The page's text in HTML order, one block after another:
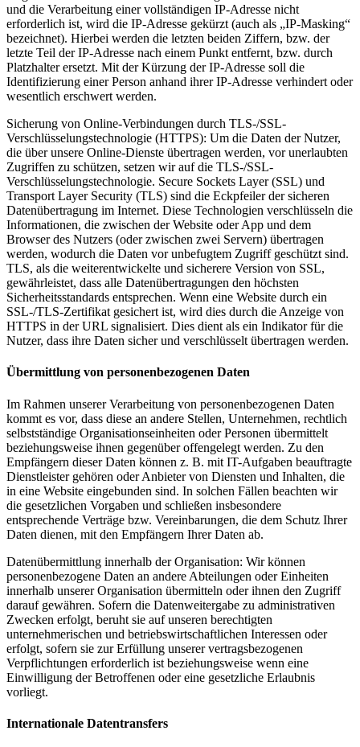
und die Verarbeitung einer vollständigen IP-Adresse nicht
erforderlich ist, wird die IP-Adresse gekürzt (auch als „IP-Masking“
bezeichnet). Hierbei werden die letzten beiden Ziffern, bzw. der
letzte Teil der IP-Adresse nach einem Punkt entfernt, bzw. durch
Platzhalter ersetzt. Mit der Kürzung der IP-Adresse soll die
Identifizierung einer Person anhand ihrer IP-Adresse verhindert oder
wesentlich erschwert werden.
Sicherung von Online-Verbindungen durch TLS-/SSL-
Verschlüsselungstechnologie (HTTPS): Um die Daten der Nutzer,
die über unsere Online-Dienste übertragen werden, vor unerlaubten
Zugriffen zu schützen, setzen wir auf die TLS-/SSL-
Verschlüsselungstechnologie. Secure Sockets Layer (SSL) und
Transport Layer Security (TLS) sind die Eckpfeiler der sicheren
Datenübertragung im Internet. Diese Technologien verschlüsseln die
Informationen, die zwischen der Website oder App und dem
Browser des Nutzers (oder zwischen zwei Servern) übertragen
werden, wodurch die Daten vor unbefugtem Zugriff geschützt sind.
TLS, als die weiterentwickelte und sicherere Version von SSL,
gewährleistet, dass alle Datenübertragungen den höchsten
Sicherheitsstandards entsprechen. Wenn eine Website durch ein
SSL-/TLS-Zertifikat gesichert ist, wird dies durch die Anzeige von
HTTPS in der URL signalisiert. Dies dient als ein Indikator für die
Nutzer, dass ihre Daten sicher und verschlüsselt übertragen werden.
Übermittlung von personenbezogenen Daten
Im Rahmen unserer Verarbeitung von personenbezogenen Daten
kommt es vor, dass diese an andere Stellen, Unternehmen, rechtlich
selbstständige Organisationseinheiten oder Personen übermittelt
beziehungsweise ihnen gegenüber offengelegt werden. Zu den
Empfängern dieser Daten können z. B. mit IT-Aufgaben beauftragte
Dienstleister gehören oder Anbieter von Diensten und Inhalten, die
in eine Website eingebunden sind. In solchen Fällen beachten wir
die gesetzlichen Vorgaben und schließen insbesondere
entsprechende Verträge bzw. Vereinbarungen, die dem Schutz Ihrer
Daten dienen, mit den Empfängern Ihrer Daten ab.
Datenübermittlung innerhalb der Organisation: Wir können
personenbezogene Daten an andere Abteilungen oder Einheiten
innerhalb unserer Organisation übermitteln oder ihnen den Zugriff
darauf gewähren. Sofern die Datenweitergabe zu administrativen
Zwecken erfolgt, beruht sie auf unseren berechtigten
unternehmerischen und betriebswirtschaftlichen Interessen oder
erfolgt, sofern sie zur Erfüllung unserer vertragsbezogenen
Verpflichtungen erforderlich ist beziehungsweise wenn eine
Einwilligung der Betroffenen oder eine gesetzliche Erlaubnis
vorliegt.
Internationale Datentransfers